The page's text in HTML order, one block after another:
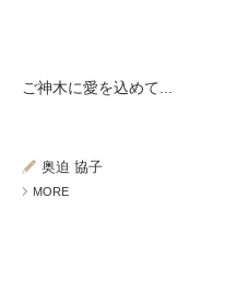
ご神木に愛を込めて...
奥迫 協子
MORE